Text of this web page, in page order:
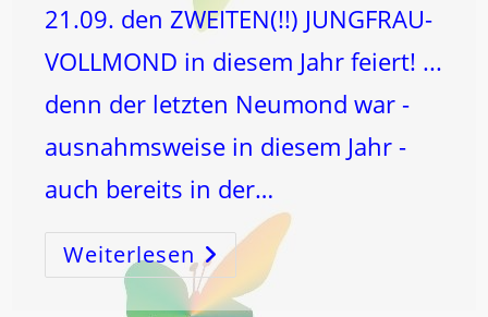
21.09. den ZWEITEN(!!) JUNGFRAU-
VOLLMOND in diesem Jahr feiert! ...
denn der letzten Neumond war -
ausnahmsweise in diesem Jahr -
auch bereits in der…
Weiterlesen Der
ZWEITE
JUNGFRAU-
NEUMOND
Und